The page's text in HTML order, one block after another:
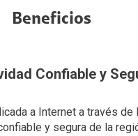
Beneficios
Confiable y
a Internet a través de
y segura de la